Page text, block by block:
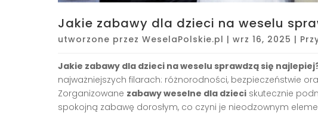
Jakie zabawy dla dzieci na weselu
utworzone przez WeselaPolskie.pl | wrz 16, 2025 |
Jakie zabawy dla dzieci na weselu sprawdzą się
najważniejszych filarach: różnorodności, bezpieczeństwie
Zorganizowane zabawy weselne dla dzieci skutecznie
spokojną zabawę dorosłym, co czyni je nieodzownym